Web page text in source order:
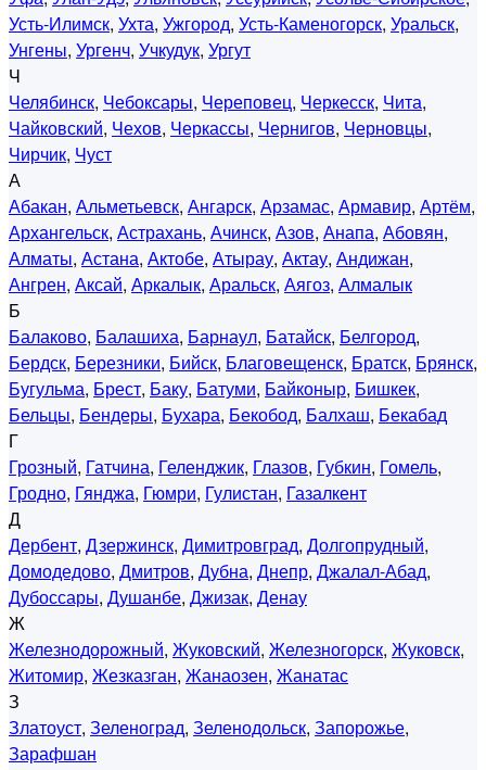
Усть-Илимск, Ухта, Ужгород, Усть-Каменогорск, Уральск,
Унгены, Ургенч, Учкудук, Ургут
Ч
Челябинск, Чебоксары, Череповец, Черкесск, Чита,
Чайковский, Чехов, Черкассы, Чернигов, Черновцы,
Чирчик, Чуст
А
Абакан, Альметьевск, Ангарск, Арзамас, Армавир, Артём,
Архангельск, Астрахань, Ачинск, Азов, Анапа, Абовян,
Алматы, Астана, Актобе, Атырау, Актау, Андижан,
Ангрен, Аксай, Аркалык, Аральск, Аягоз, Алмалык
Б
Балаково, Балашиха, Барнаул, Батайск, Белгород,
Бердск, Березники, Бийск, Благовещенск, Братск, Брянск,
Бугульма, Брест, Баку, Батуми, Байконыр, Бишкек,
Бельцы, Бендеры, Бухара, Бекобод, Балхаш, Бекабад
Г
Грозный, Гатчина, Геленджик, Глазов, Губкин, Гомель,
Гродно, Гянджа, Гюмри, Гулистан, Газалкент
Д
Дербент, Дзержинск, Димитровград, Долгопрудный,
Домодедово, Дмитров, Дубна, Днепр, Джалал-Абад,
Дубоссары, Душанбе, Джизак, Денау
Ж
Железнодорожный, Жуковский, Железногорск, Жуковск,
Житомир, Жезказган, Жанаозен, Жанатас
З
Златоуст, Зеленоград, Зеленодольск, Запорожье,
Зарафшан